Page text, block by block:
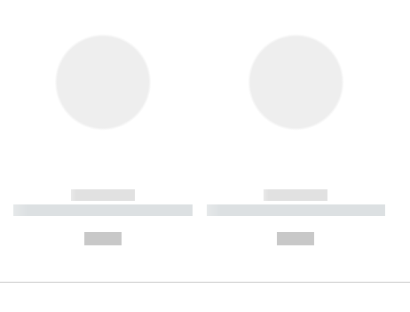
------------
----------- ----------- ----------
------------
----------- ----------- ----------